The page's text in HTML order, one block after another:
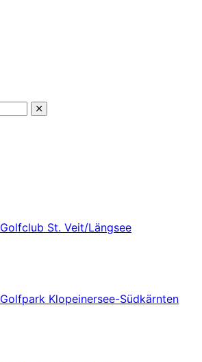
Golfclub St. Veit/Längsee
Golfpark Klopeinersee-Südkärnten